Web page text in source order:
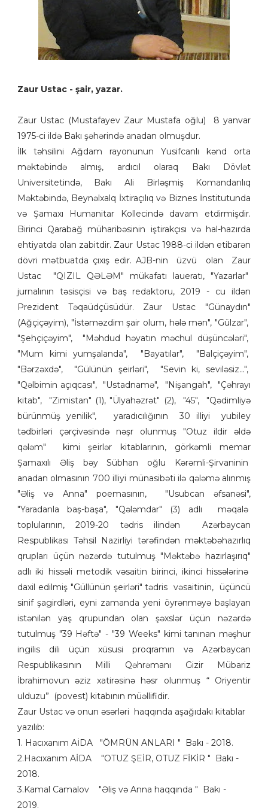
Zaur Ustac - şair, yazar.
Zaur Ustac (Mustafayev Zaur Mustafa oğlu) 8 yanvar
1975-ci ildə Bakı şəhərində anadan olmuşdur.
İlk təhsilini Ağdam rayonunun Yusifcanlı kənd orta
məktəbində almış, ardıcıl olaraq Bakı Dövlət
Universitetində, Bakı Ali Birləşmiş Komandanlıq
Məktəbində, Beynəlxalq İxtiraçılıq və Biznes İnstitutunda
və Şamaxı Humanitar Kollecində davam etdirmişdir.
Birinci Qarabağ müharibəsinin iştirakçısı və hal-hazırda
ehtiyatda olan zabitdir. Zaur Ustac 1988-ci ildən etibarən
dövri mətbuatda çıxış edir. AJB-nin üzvü olan Zaur
Ustac "QIZIL QƏLƏM" mükafatı laueratı, "Yazarlar"
jurnalının təsisçisi və baş redaktoru, 2019 - cu ildən
Prezident Təqaüdçüsüdür. Zaur Ustac "Günaydın"
(Ağçiçəyim), "İstəməzdim şair olum, hələ mən", "Gülzar",
"Şehçiçəyim", "Məhdud həyatın məchul düşüncələri",
"Mum kimi yumşalanda", "Bayatılar", "Balçiçəyim",
"Bərzəxdə", "Gülünün şeirləri", "Sevin ki, seviləsiz...",
"Qəlbimin açıqcası", "Ustadnamə", "Nişangah", "Çəhrayı
kitab", "Zimistan" (1), "Ülyahəzrət" (2), "45", "Qədimliyə
bürünmüş yenilik", yaradıcılığının 30 illiyi yubiley
tədbirləri çərçivəsində nəşr olunmuş "Otuz ildir əldə
qələm" kimi şeirlər kitablarının, görkəmli memar
Şamaxılı Əliş bəy Sübhan oğlu Kərəmli-Şirvaninin
anadan olmasının 700 illiyi münasibəti ilə qələmə alınmış
"Əliş və Anna" poemasının, "Usubcan əfsanəsi",
"Yaradanla baş-başa", "Qələmdar" (3) adlı məqalə
toplularının, 2019-20 tədris ilindən Azərbaycan
Respublikası Təhsil Nazirliyi tərəfindən məktəbəhazırlıq
qrupları üçün nəzərdə tutulmuş "Məktəbə hazırlaşırıq"
adlı iki hissəli metodik vəsaitin birinci, ikinci hissələrinə
daxil edilmiş "Güllünün şeirləri" tədris vəsaitinin, üçüncü
sinif şagirdləri, eyni zamanda yeni öyrənməyə başlayan
istənilən yaş qrupundan olan şəxslər üçün nəzərdə
tutulmuş "39 Həftə" - "39 Weeks" kimi tanınan məşhur
ingilis dili üçün xüsusi proqramın və Azərbaycan
Respublikasının Milli Qəhrəmanı Gizir Mübariz
İbrahimovun əziz xatirəsinə həsr olunmuş “ Oriyentir
ulduzu” (povest) kitabının müəllifidir.
Zaur Ustac və onun əsərləri haqqında aşağıdakı kitablar
yazılıb:
1. Hacıxanım AİDA "ÖMRÜN ANLARI " Bakı - 2018.
2.Hacıxanım AİDA "OTUZ ŞEİR, OTUZ FİKİR " Bakı -
2018.
3.Kamal Camalov "Əliş və Anna haqqında " Bakı -
2019.